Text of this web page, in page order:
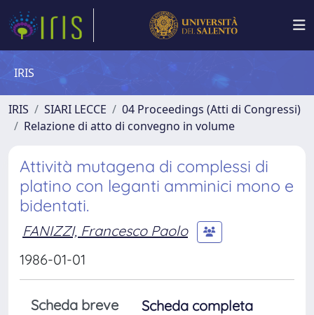
IRIS
IRIS SIARI LECCE
04 Proceedings (Atti di Congressi)
Relazione di atto di convegno in volume
Attività mutagena di complessi di
platino con leganti amminici mono e
bidentati.
FANIZZI, Francesco Paolo
1986-01-01
Scheda breve
Scheda completa